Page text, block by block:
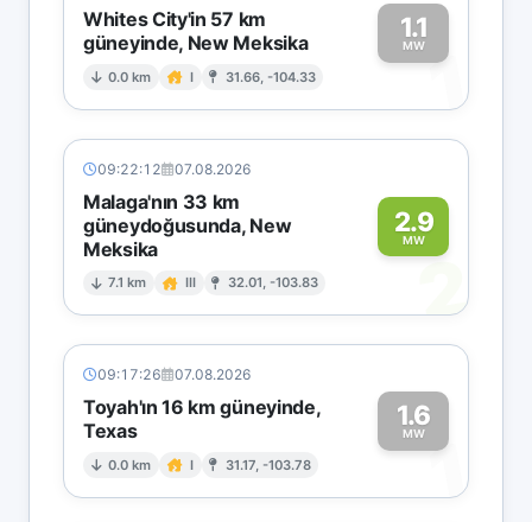
Whites City'in 57 km
güneyinde, New Meksika
0.0 km I 31.66, -104.33
1.1
MW1
09:22:12 07.08.2026
Malaga'nın 33 km
güneydoğusunda, New
Meksika
7.1 km III 32.01, -103.83
2.9
MW
2
09:17:26 07.08.2026
Toyah'ın 16 km güneyinde,
Texas
0.0 km I 31.17, -103.78
1.6
MW1